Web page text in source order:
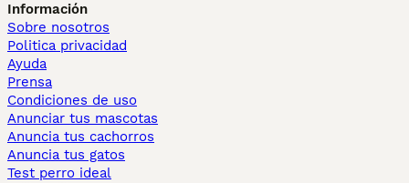
Información
Sobre nosotros
Politica privacidad
Ayuda
Prensa
Condiciones de uso
Anunciar tus mascotas
Anuncia tus cachorros
Anuncia tus gatos
Test perro ideal